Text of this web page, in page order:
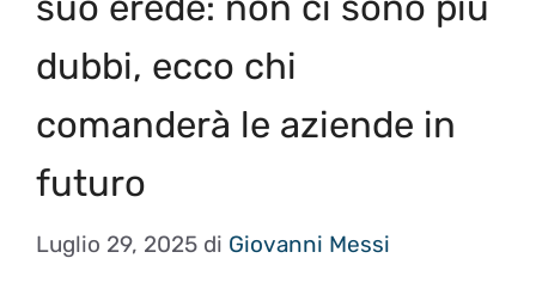
dubbi, ecco chi
comanderà le aziende in
futuro
Luglio 29, 2025 di Giovanni Messi